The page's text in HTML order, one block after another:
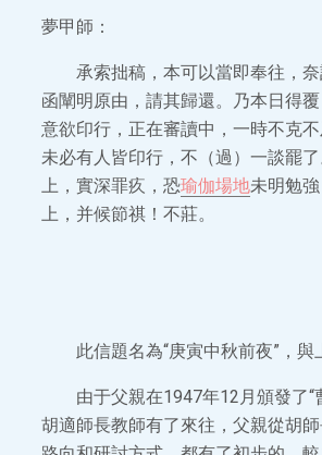
夢甲師：
承索拙稿，本可以當即奉往，
函闡明原由，請其歸還。乃本日得
意欲印行，正在審讀中，一時不克
未必有人皆印行，不（過）一談罷
上，實深罪疚，恐瑜伽場地未明勉
上，并候節祺！不莊。
此信題名為“庚寅中秋前夜”，
由于父親在1947年12月頒發了
胡適師長教師有了來往，父親從胡